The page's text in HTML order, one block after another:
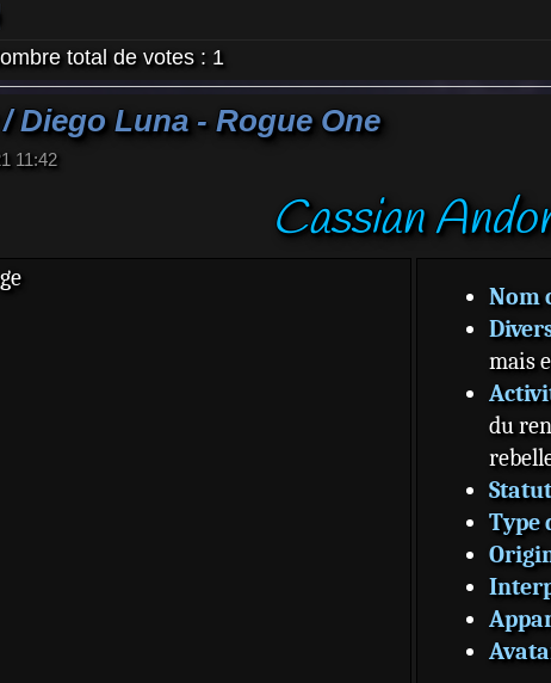
total de votes : 1
Diego Luna - Rogue One
11:42
Cassian
Nom
mais
du
Statut
Type